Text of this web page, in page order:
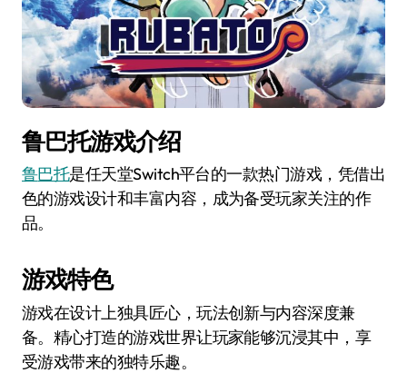
鲁巴托游戏介绍
鲁巴托是任天堂Switch平台的一款热门游戏，凭借出
色的游戏设计和丰富内容，成为备受玩家关注的作
品。
游戏特色
游戏在设计上独具匠心，玩法创新与内容深度兼
备。精心打造的游戏世界让玩家能够沉浸其中，享
受游戏带来的独特乐趣。